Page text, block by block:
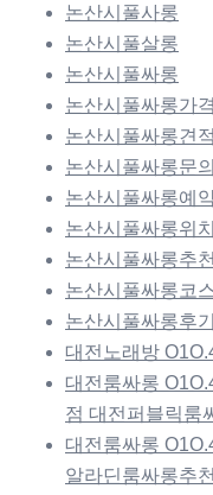
논산시풀사롱
논산시풀살롱
논산시풀싸롱
논산시풀싸롱가격
논산시풀싸롱견적
논산시풀싸롱문의
논산시풀싸롱예
논산시풀싸롱위치
논산시풀싸롱추천
논산시풀싸롱코
논산시풀싸롱후기
대전노래방
대전룸싸롱
점 대전퍼블릭룸
대전룸싸롱
알라딘룸싸롱추